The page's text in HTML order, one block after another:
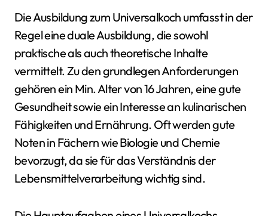
Die Ausbildung zum Universalkoch umfasst in der
Regel eine duale Ausbildung, die sowohl
praktische als auch theoretische Inhalte
vermittelt. Zu den grundlegen Anforderungen
gehören ein Min. Alter von 16 Jahren, eine gute
Gesundheit sowie ein Interesse an kulinarischen
Fähigkeiten und Ernährung. Oft werden gute
Noten in Fächern wie Biologie und Chemie
bevorzugt, da sie für das Verständnis der
Lebensmittelverarbeitung wichtig sind.